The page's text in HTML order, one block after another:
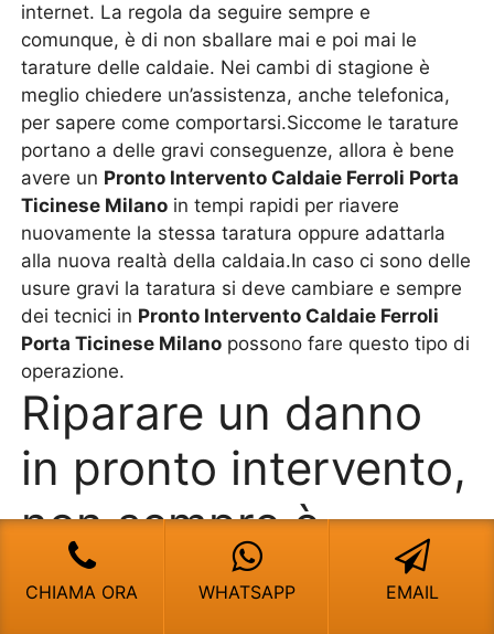
internet. La regola da seguire sempre e
comunque, è di non sballare mai e poi mai le
tarature delle caldaie. Nei cambi di stagione è
meglio chiedere un’assistenza, anche telefonica,
per sapere come comportarsi.Siccome le tarature
portano a delle gravi conseguenze, allora è bene
avere un Pronto Intervento Caldaie Ferroli Porta
Ticinese Milano in tempi rapidi per riavere
nuovamente la stessa taratura oppure adattarla
alla nuova realtà della caldaia.In caso ci sono delle
usure gravi la taratura si deve cambiare e sempre
dei tecnici in Pronto Intervento Caldaie Ferroli
Porta Ticinese Milano possono fare questo tipo di
operazione.
Riparare un danno
in pronto intervento,
non sempre è
possibile
CHIAMA ORA WHATSAPP EMAIL